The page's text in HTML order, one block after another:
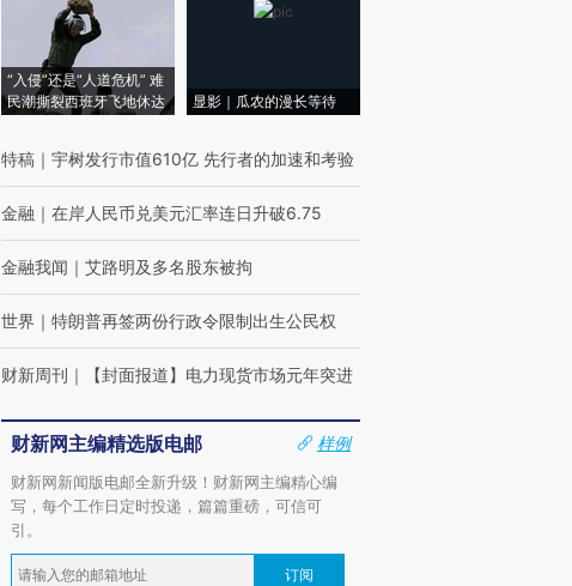
“入侵”还是“人道危机” 难
民潮撕裂西班牙飞地休达
显影｜瓜农的漫长等待
特稿 ｜ 宇树发行市值610亿 先行者的加速和考验
金融 ｜ 在岸人民币兑美元汇率连日升破6.75
金融我闻 ｜ 艾路明及多名股东被拘
世界 ｜ 特朗普再签两份行政令限制出生公民权
财新周刊 ｜ 【封面报道】电力现货市场元年突进
财新网主编精选版电邮
样例
财新网新闻版电邮全新升级！财新网主编精心编
写，每个工作日定时投递，篇篇重磅，可信可
引。
订阅